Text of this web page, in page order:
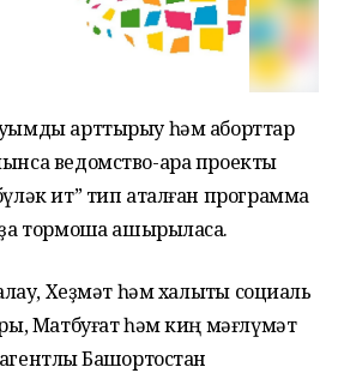
арттырыу һәм аборттар
ведомство-ара проекты
ит” тип аталған программа
тормошҡа ашырыласаҡ.
Хеҙмәт һәм халыҡты социаль
Матбуғат һәм киң мәғлүмәт
Башҡортостан